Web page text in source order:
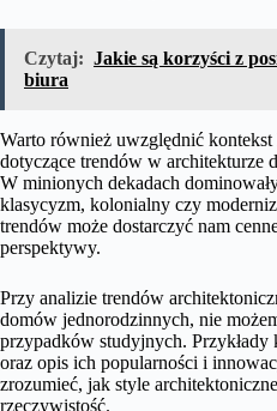
Czytaj: Jakie są korzyści z
biura
Warto również uwzględnić
dotyczące trendów w architekturze
W minionych dekadach
klasycyzm, kolonialny czy
trendów może dostarczyć nam
perspektywy.
Przy analizie trendów
domów jednorodzinnych, nie
przypadków studyjnych.
oraz opis ich popularności i
zrozumieć, jak style
rzeczywistość.